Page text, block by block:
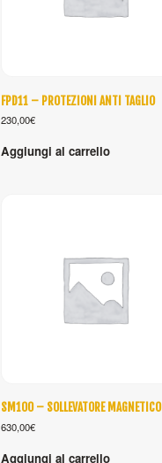
FPD11 – PROTEZIONI ANTI TAGLIO
230,00€
Aggiungi al carrello
SM100 – SOLLEVATORE MAGNETICO
630,00€
Aggiungi al carrello